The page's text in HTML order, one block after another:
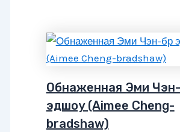
Обнаженная Эми
эдшоу (Aimee Cheng-
bradshaw)